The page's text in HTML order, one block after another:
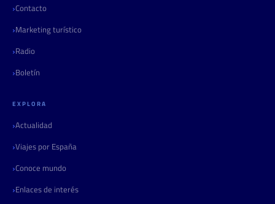
Contacto
Marketing turístico
Radio
Boletín
EXPLORA
Actualidad
Viajes por España
Conoce mundo
Enlaces de interés